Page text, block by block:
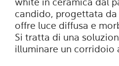
white in ceramica dal
candido, progettata da
offre luce diffusa e
Si tratta di una
illuminare un corridoio